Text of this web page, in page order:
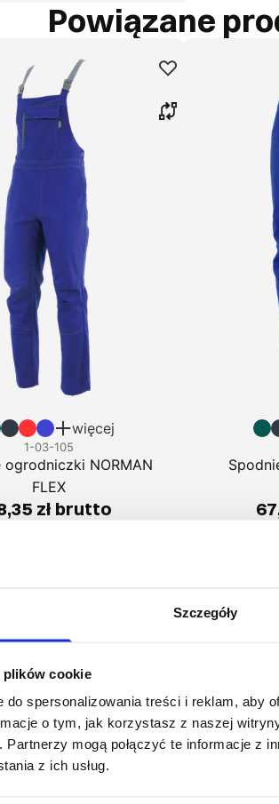
Szczegóły
plików cookie
spersonalizowania treści i reklam, aby
o tym, jak korzystasz z naszej
mogą połączyć te informacje z
z ich usług.
Powiązane
więcej
1-03-105
ogrodniczki NORMAN
FLEX
zł brutto
Podobne